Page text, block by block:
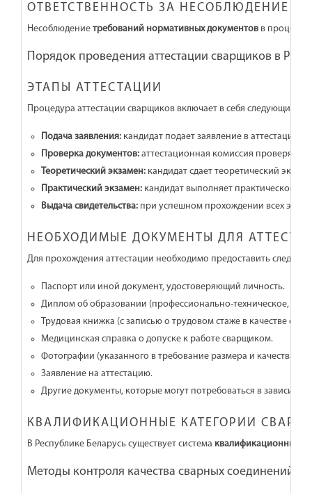
ОТВЕТСТВЕННОСТЬ ЗА НЕСОБЛЮДЕНИЕ
Несоблюдение требований нормативных документов в процессе
Порядок проведения аттестации сварщиков в РБ
ЭТАПЫ АТТЕСТАЦИИ
Процедура аттестации сварщиков включает в себя следующие
Подача заявления: кандидат подает заявление в
Проверка документов: аттестационная комиссия проверяет
Теоретический экзамен: кандидат сдает теоретический
Практический экзамен: кандидат выполняет практическое
Выдача свидетельства: при успешном прохождении всех
НЕОБХОДИМЫЕ ДОКУМЕНТЫ ДЛЯ
Для прохождения аттестации необходимо предоставить
Паспорт или иной документ, удостоверяющий личность.
Диплом об образовании (профессионально-техническое,
Трудовая книжка (с записью о трудовом стаже в качестве
Медицинская справка о допуске к работе сварщиком.
Фотографии (указанного в требование размера и качества).
Заявление на аттестацию.
Другие документы, которые могут потребоваться в
КВАЛИФИКАЦИОННЫЕ КАТЕГОРИИ
В Республике Беларусь существует система квалификационных
Методы контроля качества сварных соединений